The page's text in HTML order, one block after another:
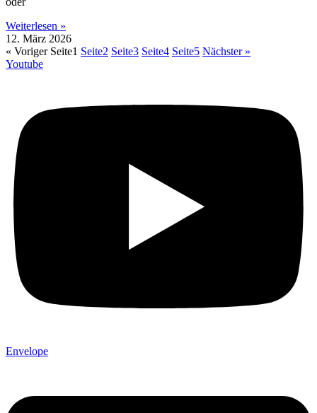
Weiterlesen »
12. März 2026
« Voriger Seite1 Seite2 Seite3 Seite4 Seite5 Nächster »
Youtube
Envelope